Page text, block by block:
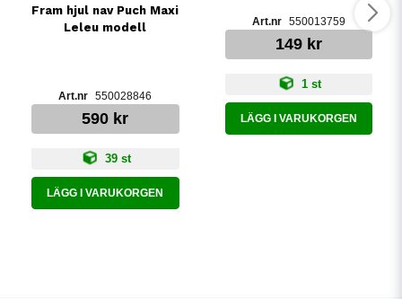
Fram hjul nav Puch Maxi
Leleu modell
550028846
590 kr
39 st
LÄGG I VARUKORGEN
550013759
149 kr
1 st
LÄGG I VARUKORGEN